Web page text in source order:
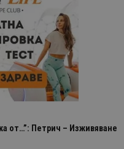
от…”: Петрич – Изживяване